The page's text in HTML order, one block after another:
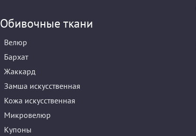
Обивочные ткани
Велюр
Бархат
Жаккард
Замша искусственная
Кожа искусственная
Микровелюр
Купоны